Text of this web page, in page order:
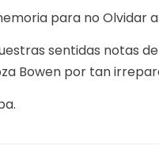
para no Olvidar
sentidas notas
Bowen por tan